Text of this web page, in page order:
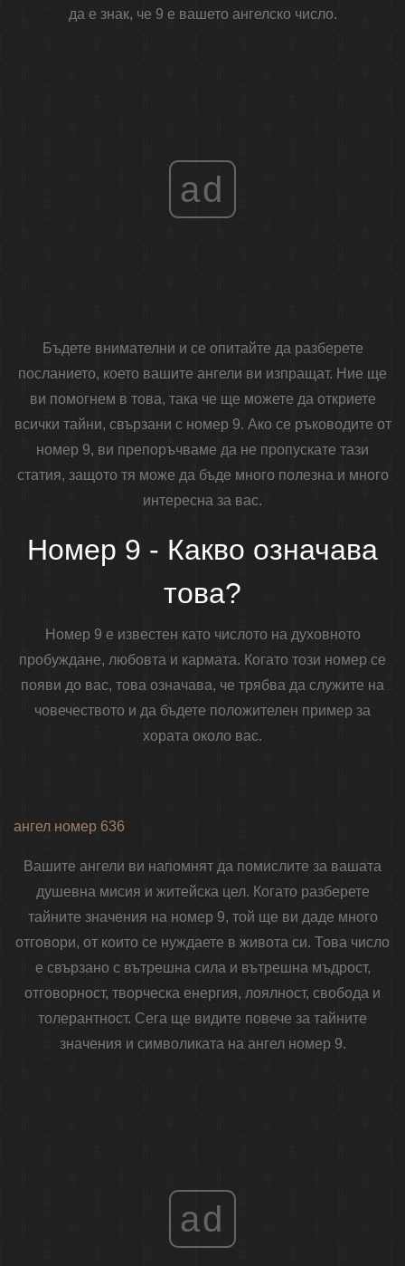
да е знак, че 9 е вашето ангелско число.
ad
Бъдете внимателни и се опитайте да разберете
посланието, което вашите ангели ви изпращат. Ние ще
ви помогнем в това, така че ще можете да откриете
всички тайни, свързани с номер 9. Ако се ръководите от
номер 9, ви препоръчваме да не пропускате тази
статия, защото тя може да бъде много полезна и много
интересна за вас.
Номер 9 - Какво означава
това?
Номер 9 е известен като числото на духовното
пробуждане, любовта и кармата. Когато този номер се
появи до вас, това означава, че трябва да служите на
човечеството и да бъдете положителен пример за
хората около вас.
ангел номер 636
Вашите ангели ви напомнят да помислите за вашата
душевна мисия и житейска цел. Когато разберете
тайните значения на номер 9, той ще ви даде много
отговори, от които се нуждаете в живота си. Това число
е свързано с вътрешна сила и вътрешна мъдрост,
отговорност, творческа енергия, лоялност, свобода и
толерантност. Сега ще видите повече за тайните
значения и символиката на ангел номер 9.
ad